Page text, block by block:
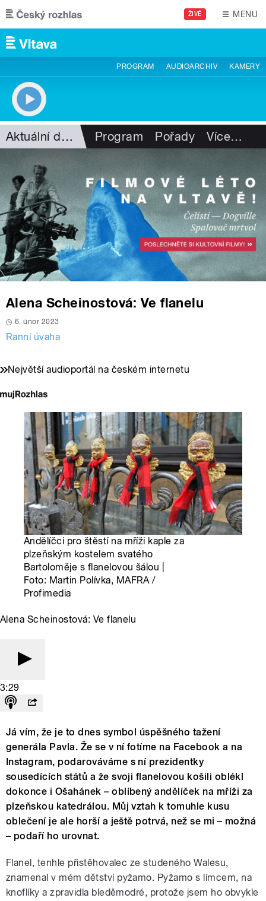
Přejít k hlavnímu obsahu
ŽIVĚ MENU
PROGRAM AUDIOARCHIV KAMERY
Aktuální dění Program Pořady Více…
Alena Scheinostová: Ve flanelu
6. únor 2023
Ranní úvaha
Největší audioportál na českém internetu
Andělíčci pro štěstí na mříži kaple za
plzeňským kostelem svatého
Bartoloměje s flanelovou šálou |
Foto: Martin Polívka, MAFRA /
Profimedia
Alena Scheinostová: Ve flanelu
3:29
Já vím, že je to dnes symbol úspěšného tažení
generála Pavla. Že se v ní fotíme na Facebook a na
Instagram, podarováváme s ní prezidentky
sousedících států a že svoji flanelovou košili oblékl
dokonce i Ošahánek – oblíbený andělíček na mříži za
plzeňskou katedrálou. Můj vztah k tomuhle kusu
oblečení je ale horší a ještě potrvá, než se mi – možná
– podaří ho urovnat.
Flanel, tenhle přistěhovalec ze studeného Walesu,
znamenal v mém dětství pyžamo. Pyžamo s límcem, na
knoflíky a zpravidla bleděmodré, protože jsem ho obvykle